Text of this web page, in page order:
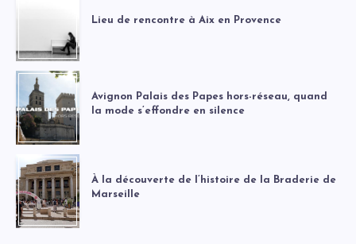
Lieu de rencontre à Aix en Provence
Avignon Palais des Papes hors-réseau, quand
la mode s’effondre en silence
À la découverte de l’histoire de la Braderie de
Marseille